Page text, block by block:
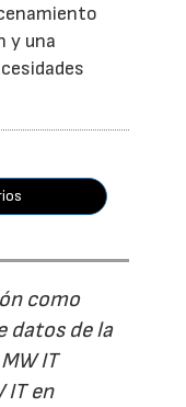
y una
como
datos de la
IT
IT en